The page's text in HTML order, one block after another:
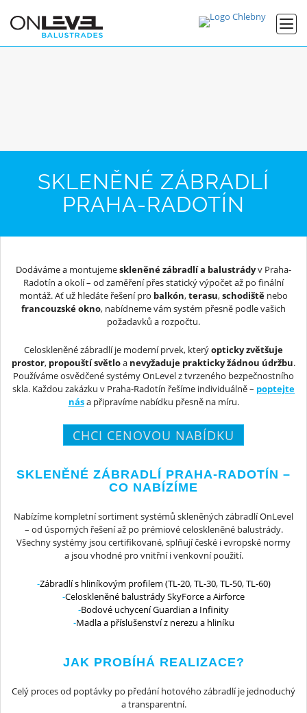
SKLENĚNÉ ZÁBRADLÍ
PRAHA-RADOTÍN
Dodáváme a montujemeskleněné zábradlí a balustrádyv Praha-
Radotín a okolí – od zaměření přes statický výpočet až po finální
montáž. Ať už hledáte řešení pro balkón,terasu,schodiště nebo
francouzské okno, nabídneme vám systém přesně podle vašich
požadavků a rozpočtu.
Celoskleněné zábradlí je moderní prvek, kterýopticky zvětšuje
prostor, propouští světloa nevyžaduje prakticky žádnou údržbu.
Používáme osvědčené systémy OnLevel z tvrzeného bezpečnostního
skla. Každou zakázku v Praha-Radotín řešíme individuálně – poptejte
nása připravíme nabídku přesně na míru.
CHCI CENOVOU NABÍDKU
SKLENĚNÉ ZÁBRADLÍ PRAHA-RADOTÍN –
CO NABÍZÍME
Nabízíme kompletní sortiment systémů skleněných zábradlí OnLevel
– od úsporných řešení až po prémiové celoskleněné balustrády.
Všechny systémy jsou certifikované, splňují české i evropské normy
a jsou vhodné pro vnitřní i venkovní použití.
Zábradlí s hliníkovým profilem (TL-20, TL-30, TL-50, TL-60)
Celoskleněné balustrády SkyForce a Airforce
Bodové uchycení Guardian a Infinity
Madla a příslušenství z nerezu a hliníku
JAK PROBÍHÁ REALIZACE?
Celý proces od poptávky po předání hotového zábradlí je jednoduchý
a transparentní.